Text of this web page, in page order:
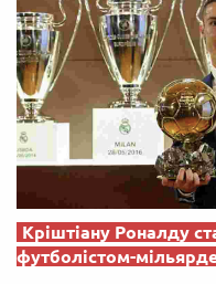
Кріштіану Роналду
футболістом-